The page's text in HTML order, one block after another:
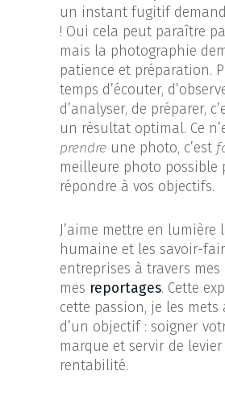
un instant fugitif
! Oui cela peut paraître
mais la photographie
patience et préparation.
temps d’écouter,
d’analyser, de préparer,
un résultat optimal. Ce
prendre une photo, c’est
meilleure photo possible
répondre à vos objectifs.
J’aime mettre en lumière
humaine et les savoir-
entreprises à travers mes
mes reportages. Cette
cette passion, je les mets
d’un objectif : soigner
marque et servir de
rentabilité.